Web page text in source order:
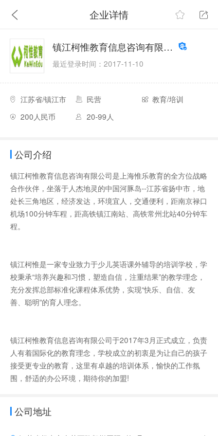
企业详情
镇江柯惟教育信息咨询有限公司
最近登录时间：2017-11-10
江苏省/镇江市 民营
教育/培训
200人民币
20-99人
公司介绍
镇江柯惟教育信息咨询有限公司是上海惟乐教育的全方位战略
合作伙伴，坐落于人杰地灵的中国河豚岛--江苏省扬中市，地
处长三角地区，经济发达，环境宜人，交通便利，距南京禄口
机场100分钟车程，距高铁镇江南站、高铁常州北站40分钟车
程。
镇江柯惟是一家专业致力于少儿英语课外辅导的培训学校，学
校秉承“培养兴趣和习惯，塑造自信，注重结果”的教学理念，
充分发挥总部标准化课程体系优势，实现“快乐、自信、友
善、聪明”的育人理念。
镇江柯惟教育信息咨询有限公司于2017年3月正式成立，负责
人有着国际化的教育理念，学校成立的初衷是为让自己的孩子
接受更专业的教育，这里有卓越的培训体系，愉快的工作氛
围，舒适的办公环境，期待你的加盟!
公司地址